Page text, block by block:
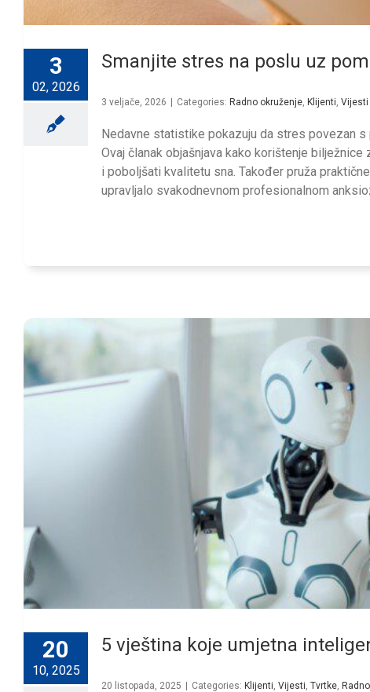
3
02, 2026
Smanjite stres na poslu uz
3 veljače, 2026 Categories: Radno okruženje, Klijenti, Vijesti
Nedavne statistike pokazuju da stres povezan
Ovaj članak objašnjava kako korištenje
i poboljšati kvalitetu sna. Također pruža
upravljalo svakodnevnom profesionalnom
20
10, 2025
5 vještina koje umjetna
20 listopada, 2025 Categories: Klijenti, Vijesti, Tvrtke,